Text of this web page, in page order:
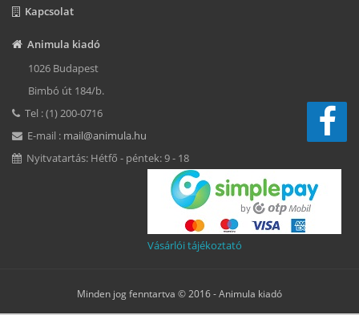
Kapcsolat
Animula kiadó
1026 Budapest
Bimbó út 184/b.
Tel : (1) 200-0716
E-mail : mail@animula.hu
Nyitvatartás: Hétfő - péntek: 9 - 18
Vásárlói tájékoztató
Minden jog fenntartva © 2016 -Animula kiadó